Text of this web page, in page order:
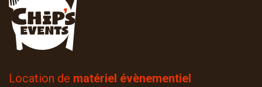
Location de matériel évènementiel